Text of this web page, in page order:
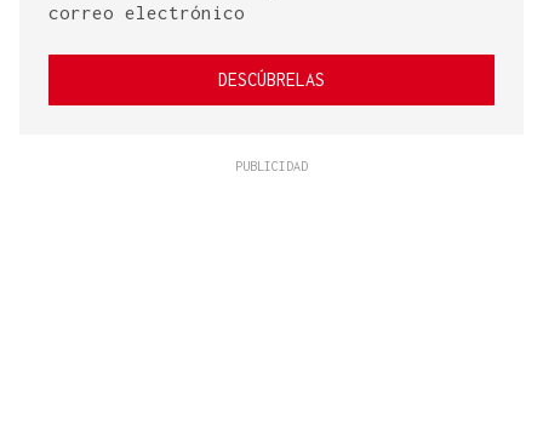
correo electrónico
DESCÚBRELAS